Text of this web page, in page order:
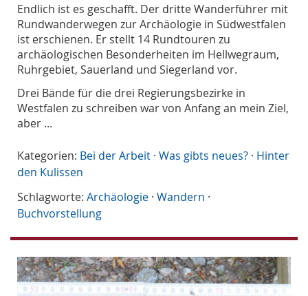
Endlich ist es geschafft. Der dritte Wanderführer mit
Rundwanderwegen zur Archäologie in Südwestfalen
ist erschienen. Er stellt 14 Rundtouren zu
archäologischen Besonderheiten im Hellwegraum,
Ruhrgebiet, Sauerland und Siegerland vor.
Drei Bände für die drei Regierungsbezirke in
Westfalen zu schreiben war von Anfang an mein Ziel,
aber ...
Kategorien: Bei der Arbeit · Was gibts neues? · Hinter
den Kulissen
Schlagworte: Archäologie · Wandern ·
Buchvorstellung